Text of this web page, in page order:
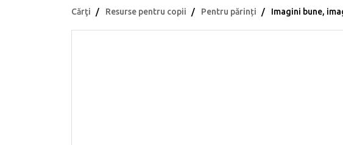
Cărţi Resurse pentru copii Pentru părinți Imagini bune,